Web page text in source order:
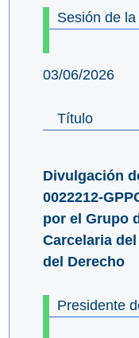
Sesión de
03/06/2026
Título
Divulgación
0022212-
por el Grupo
Carcelaria
del Derecho
Presidente